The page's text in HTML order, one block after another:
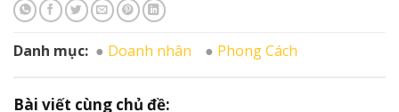
Danh mục: Doanh nhân Phong Cách
Bài viết cùng chủ đề: